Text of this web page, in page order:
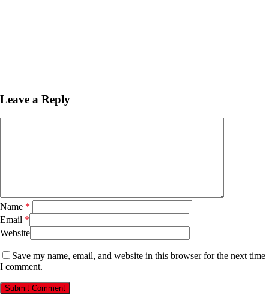
Leave a Reply
Name *
Email *
Website
Save my name, email, and website in this browser for the next time
I comment.